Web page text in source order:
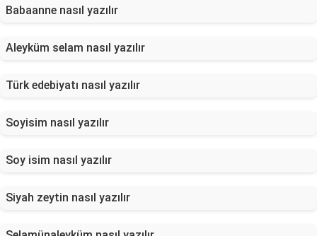
Babaanne nasıl yazılır
Aleyküm selam nasıl yazılır
Türk edebiyatı nasıl yazılır
Soyisim nasıl yazılır
Soy isim nasıl yazılır
Siyah zeytin nasıl yazılır